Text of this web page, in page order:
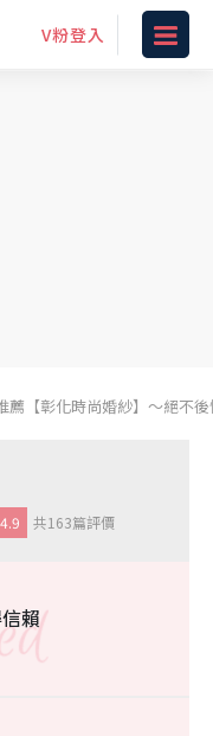
V粉登入
薦【彰化時尚婚紗】～絕不
4.9 共163篇評價
賴